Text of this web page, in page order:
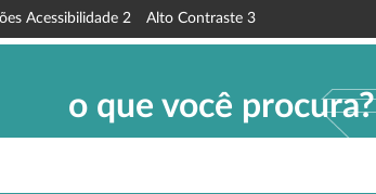
Acessibilidade 2 Alto Contraste 3
o que você procura?